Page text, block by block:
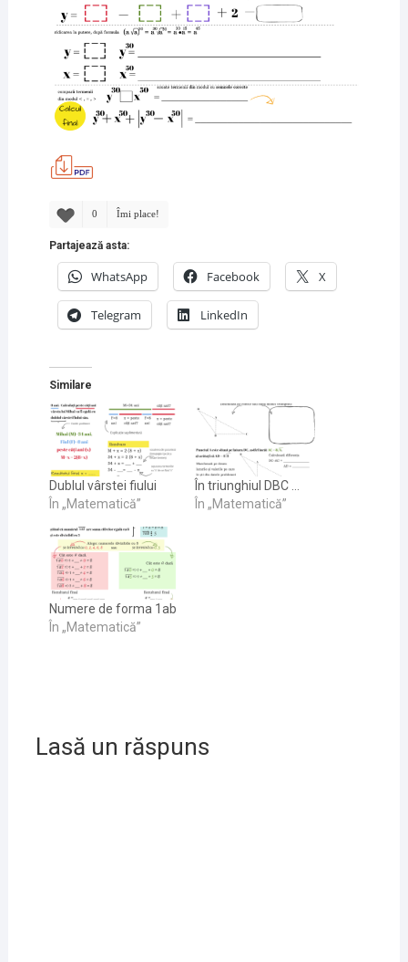
0 Îmi place!
Partajează asta:
WhatsApp Facebook X
Telegram LinkedIn
Similare
Dublul vârstei fiului
În „Matematică”
În triunghiul DBC …
În „Matematică”
Numere de forma 1ab
În „Matematică”
Lasă un răspuns